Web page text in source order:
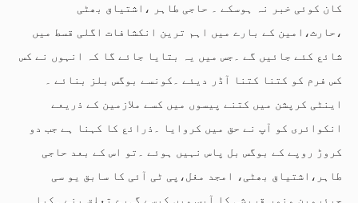
کان کوئی خبر نہ ہوسکے ۔ حاجی طاہر ،اشتیاق بھٹی
،حارث،امین کے بارے میں اہم ترین انکشافات اگلی قسط میں
شائع کئے جائیں گے ۔جس میں یہ بتایا جائے گا کہ انہوں نے کس
کس فرم کو کتنا کتنا آڈر دیئے ۔کونسے بوگس بلز بنائے ۔
اینٹی کرپشن میں کتنے پیسوں میں کسے ملازمین کے ذریعے
انکوائری کو آپ نے حق میں کروایا ۔ذرائع کا کہنا ہے جب دو
کروڑ روپے کے بوگس بل پاس نہیں ہوئے ۔تو اس کے بعد حاجی
طاہر،اشتیاق بھٹی، امجد مغل،پی ٹی آئی کا سابق یو سی
چیئرمین منور قریشی کا آپس میں کیسے گہرے تعلق بنے ۔کیا